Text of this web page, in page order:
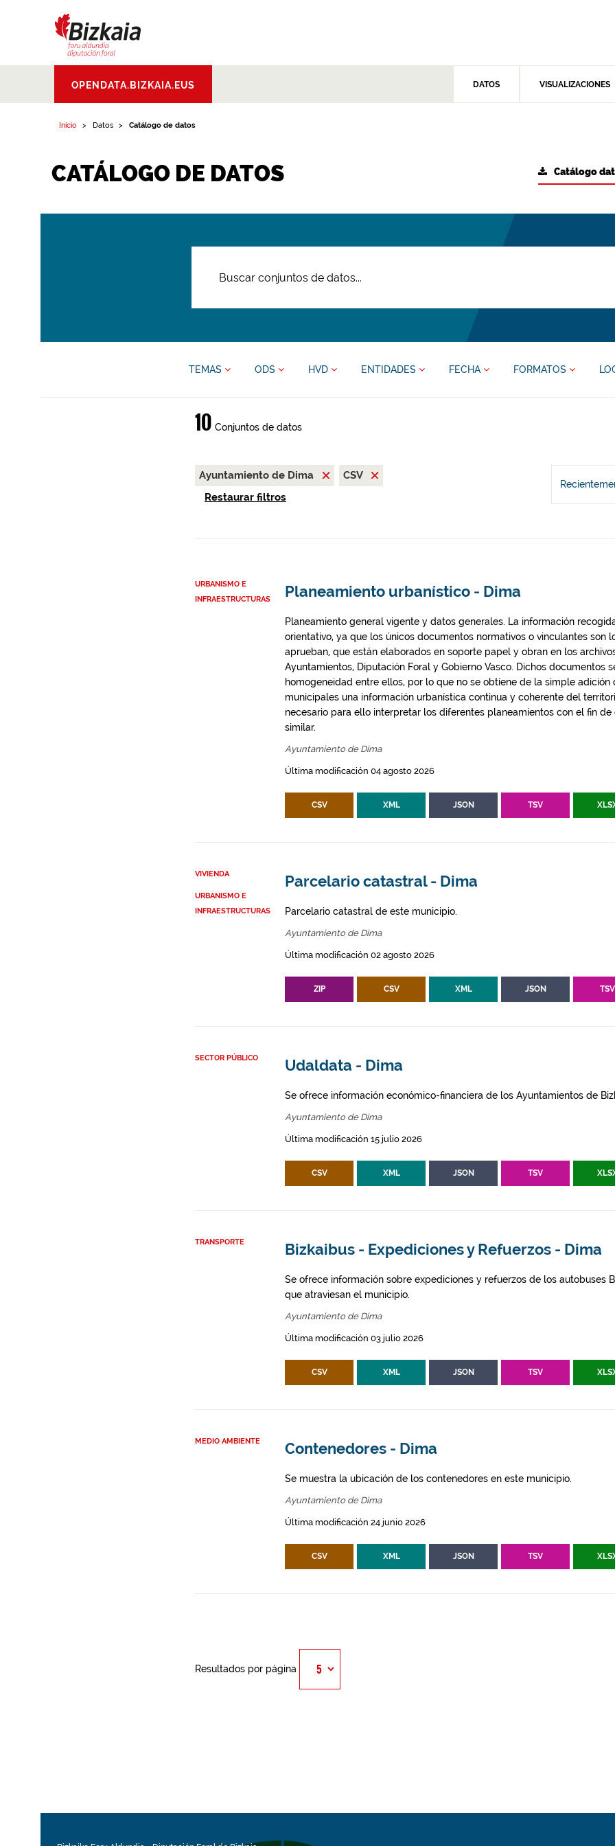
Aldundia.Diputacion
Foral de Bizkaia
OPENDATA.BIZKAIA.EUS DATOS VISUALIZACIONES
Inicio Datos Catálogo de datos
CATÁLOGO DE DATOS Catálogo
TEMAS ODS HVD ENTIDADES FECHA FORMATOS
10 Conjuntos de datos
Ayuntamiento de Dima
CSV
Restaurar filtros
URBANISMO E
INFRAESTRUCTURAS
Planeamiento urbanístico - Dima
Planeamiento general vigente y datos generales. La información
orientativo, ya que los únicos documentos normativos o vinculantes son
aprueban, que están elaborados en soporte papel y obran en los
Ayuntamientos, Diputación Foral y Gobierno Vasco. Dichos documentos
homogeneidad entre ellos, por lo que no se obtiene de la simple adición
municipales una información urbanística continua y coherente del
necesario para ello interpretar los diferentes planeamientos con el fin
similar.
Ayuntamiento de Dima
Última modificación 04 agosto 2026
CSV XML JSON TSV
VIVIENDA
URBANISMO E
INFRAESTRUCTURAS
Parcelario catastral - Dima
Parcelario catastral de este municipio.
Ayuntamiento de Dima
Última modificación 02 agosto 2026
ZIP CSV XML JSON TSV
SECTOR PÚBLICO Udaldata - Dima
Se ofrece información económico-financiera de los Ayuntamientos de
Ayuntamiento de Dima
Última modificación 15 julio 2026
CSV XML JSON TSV
TRANSPORTE Bizkaibus - Expediciones y Refuerzos - Dima
Se ofrece información sobre expediciones y refuerzos de los autobuses
que atraviesan el municipio.
Ayuntamiento de Dima
Última modificación 03 julio 2026
CSV XML JSON TSV
MEDIO AMBIENTE Contenedores - Dima
Se muestra la ubicación de los contenedores en este municipio.
Ayuntamiento de Dima
Última modificación 24 junio 2026
CSV XML JSON TSV
Resultados por página